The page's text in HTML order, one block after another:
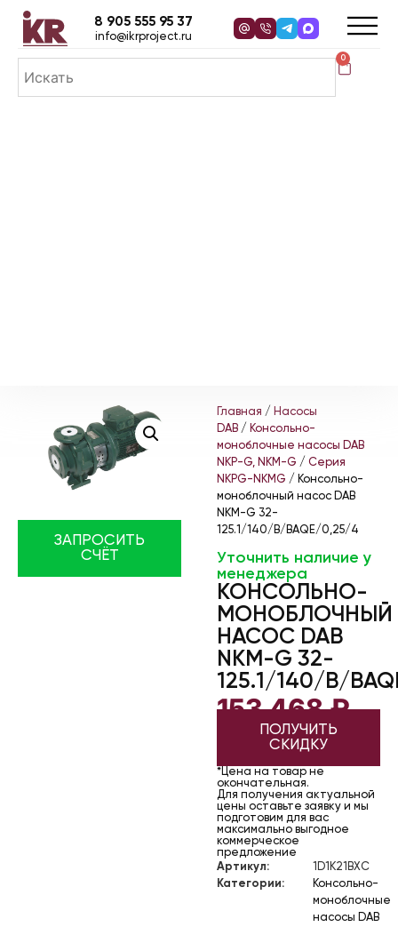
0
8 905 555 95 37
info@ikrproject.ru
ЗАПРОСИТЬ
СЧЁТ
Главная / Насосы
DAB / Консольно-
моноблочные насосы DAB
NKP-G, NKM-G / Серия
NKPG-NKMG / Консольно-
моноблочный насос DAB
NKM-G 32-
125.1/140/B/BAQE/0,25/4
Уточнить наличие у
менеджера
КОНСОЛЬНО-
МОНОБЛОЧНЫЙ
НАСОС DAB
NKM-G 32-
125.1/140/B/
153 468₽
ПОЛУЧИТЬ
СКИДКУ
*Цена на товар не
окончательная.
Для получения актуальной
цены оставьте заявку и мы
подготовим для вас
максимально выгодное
коммерческое
предложение
Артикул:
1D1K21BXC
Категории:
Консольно-
моноблочные
насосы DAB